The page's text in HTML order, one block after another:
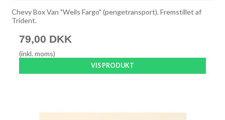
Chevy Box Van "Weils Fargo" (pengetransport). Fremstillet af
Trident.
79,00 DKK
(inkl. moms)
VIS PRODUKT